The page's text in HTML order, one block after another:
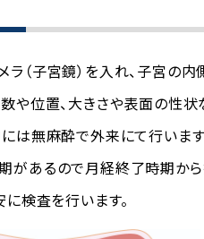
（子宮鏡）を入れ、子宮の内
や位置、大きさや表面の性状
無麻酔で外来にて行います
があるので月経終了時期か
検査を行います。